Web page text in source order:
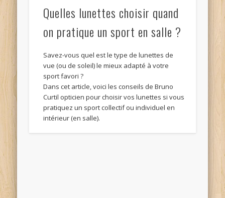
Quelles lunettes choisir quand
on pratique un sport en salle ?
Savez-vous quel est le type de lunettes de
vue (ou de soleil) le mieux adapté à votre
sport favori ?
Dans cet article, voici les conseils de Bruno
Curtil opticien pour choisir vos lunettes si vous
pratiquez un sport collectif ou individuel en
intérieur (en salle).